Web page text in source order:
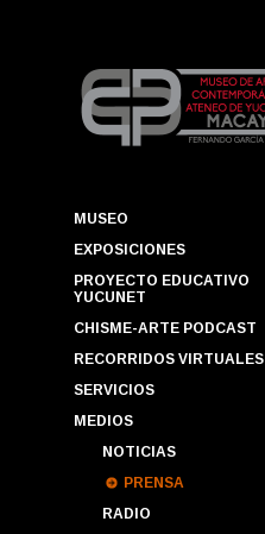
MUSEO
EXPOSICIONES
PROYECTO EDUCATIVO
YUCUNET
CHISME-ARTE PODCAST
RECORRIDOS VIRTUALES
SERVICIOS
MEDIOS
NOTICIAS
PRENSA
RADIO